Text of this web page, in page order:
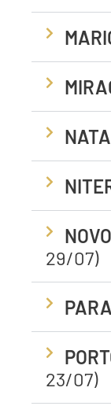
29/07)
23/07)